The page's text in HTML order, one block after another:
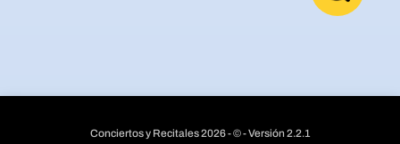
Conciertos y Recitales 2026 - © - Versión 2.2.1